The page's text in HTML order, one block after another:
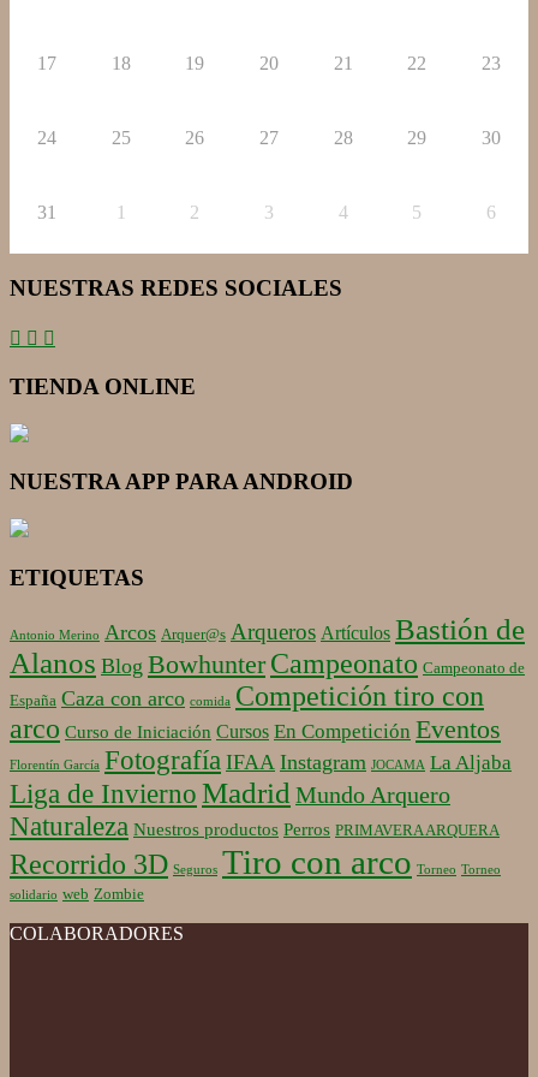
17 18 19 20 21 22 23
24 25 26 27 28 29 30
31 1 2 3 4 5 6
NUESTRAS REDES SOCIALES
TIENDA ONLINE
NUESTRA APP PARA ANDROID
ETIQUETAS
Antonio Merino Arcos Arquer@s Arqueros Artículos Bastión de
Alanos Blog Bowhunter Campeonato Campeonato de
España Caza con arco comida Competición tiro con
arco Curso de Iniciación Cursos En Competición Eventos
Florentín García Fotografía IFAA Instagram JOCAMA La Aljaba
Liga de Invierno Madrid Mundo Arquero
Naturaleza Nuestros productos Perros PRIMAVERA ARQUERA
Recorrido 3D Seguros Tiro con arco Torneo Torneo
solidario web Zombie
COLABORADORES